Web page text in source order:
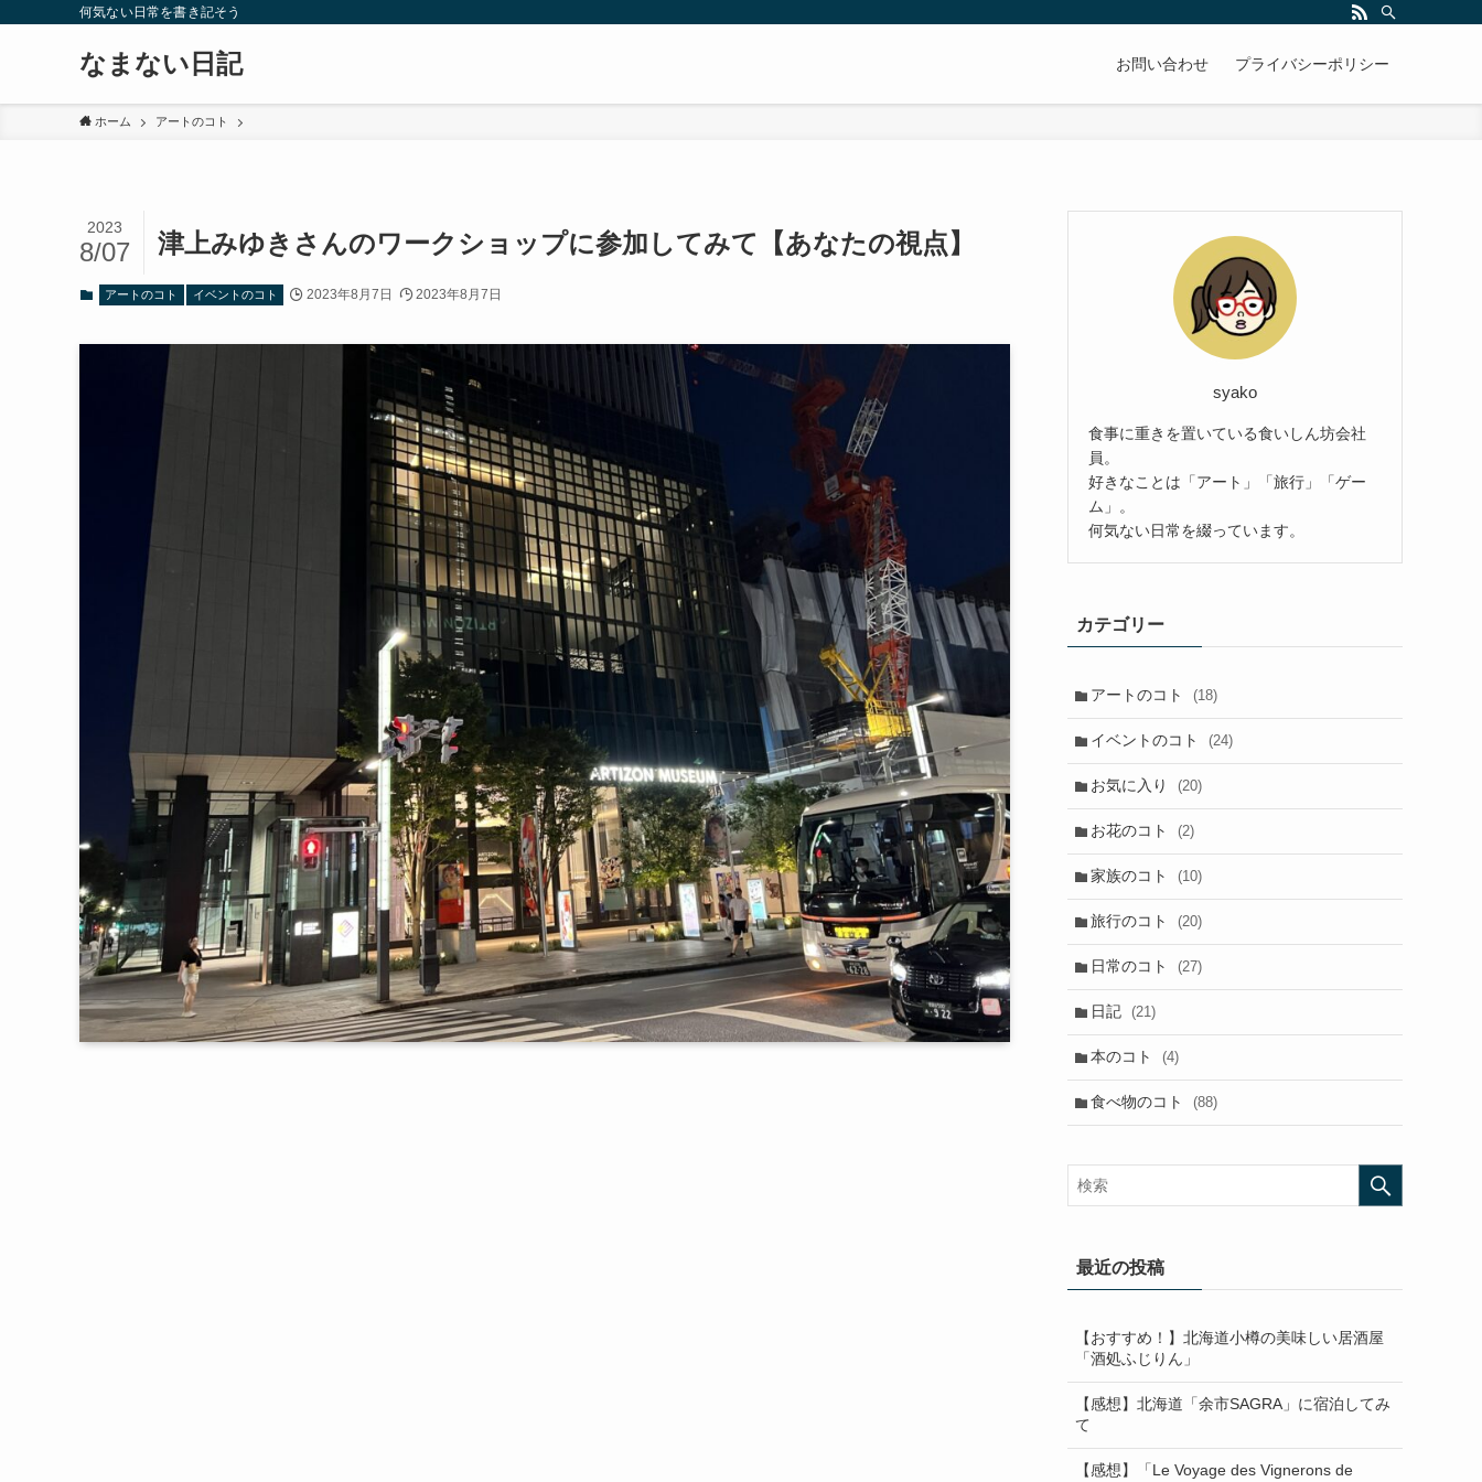
何気ない日常を書き記そう
なまない日記 お問い合わせ プライバシーポリシー
ホーム アートのコト
津上みゆきさんのワークショップに参加してみて【あなたの視点】
2023
8/07
アートのコト イベントのコト 2023年8月7日 2023年8月7日
syako
食事に重きを置いている食いしん坊会社
員。
好きなことは「アート」「旅行」「ゲー
ム」。
何気ない日常を綴っています。
カテゴリー
アートのコト (18)
イベントのコト (24)
お気に入り (20)
お花のコト (2)
家族のコト (10)
旅行のコト (20)
日常のコト (27)
日記 (21)
本のコト (4)
食べ物のコト (88)
最近の投稿
【おすすめ！】北海道小樽の美味しい居酒屋
「酒処ふじりん」
【感想】北海道「余市SAGRA」に宿泊してみ
て
【感想】「Le Voyage des Vignerons de